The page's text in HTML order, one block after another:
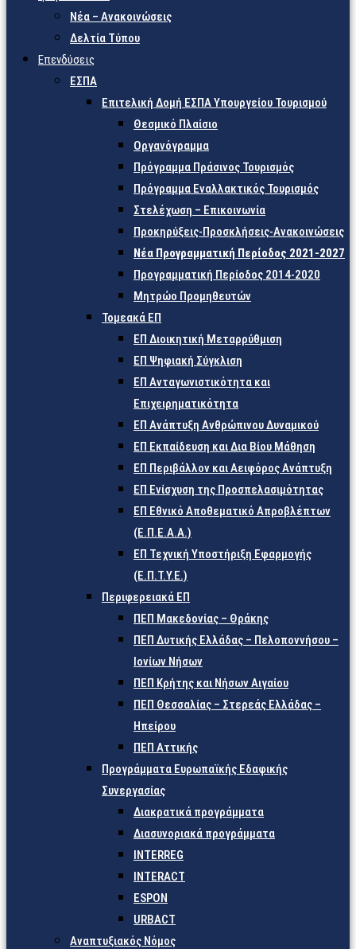
Νέα – Ανακοινώσεις
Δελτία Τύπου
Επενδύσεις
ΕΣΠΑ
Επιτελική Δομή ΕΣΠΑ Υπουργείου Τουρισμού
Θεσμικό Πλαίσιο
Οργανόγραμμα
Πρόγραμμα Πράσινος Τουρισμός
Πρόγραμμα Εναλλακτικός Τουρισμός
Στελέχωση – Επικοινωνία
Προκηρύξεις-Προσκλήσεις-Ανακοινώσεις
Νέα Προγραμματική Περίοδος 2021-2027
Προγραμματική Περίοδος 2014-2020
Μητρώο Προμηθευτών
Τομεακά ΕΠ
ΕΠ Διοικητική Μεταρρύθμιση
ΕΠ Ψηφιακή Σύγκλιση
ΕΠ Ανταγωνιστικότητα και
Επιχειρηματικότητα
ΕΠ Ανάπτυξη Ανθρώπινου Δυναμικού
ΕΠ Εκπαίδευση και Δια Βίου Μάθηση
ΕΠ Περιβάλλον και Αειφόρος Ανάπτυξη
ΕΠ Ενίσχυση της Προσπελασιμότητας
ΕΠ Εθνικό Αποθεματικό Απροβλέπτων
(Ε.Π.Ε.Α.Α.)
ΕΠ Τεχνική Υποστήριξη Εφαρμογής
(Ε.Π.Τ.Υ.Ε.)
Περιφερειακά ΕΠ
ΠΕΠ Μακεδονίας – Θράκης
ΠΕΠ Δυτικής Ελλάδας – Πελοποννήσου –
Ιονίων Νήσων
ΠΕΠ Κρήτης και Νήσων Αιγαίου
ΠΕΠ Θεσσαλίας – Στερεάς Ελλάδας –
Ηπείρου
ΠΕΠ Αττικής
Προγράμματα Ευρωπαϊκής Εδαφικής
Συνεργασίας
Διακρατικά προγράμματα
Διασυνοριακά προγράμματα
INTERREG
INTERACT
ESPON
URBACT
Αναπτυξιακός Νόμος